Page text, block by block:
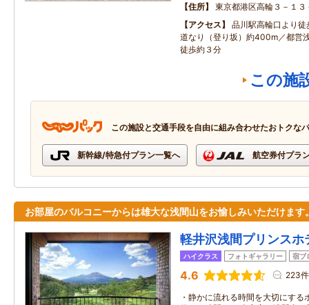
住所
東京都港区高輪３－１３
アクセス
品川駅高輪口より
道なり（登り坂）約400m／都営
徒歩約３分
この施
この施設と交通手段を自由に組み合わせたおトクな
新幹線/特急付プラン一覧へ 航空券付プラ
お部屋のバルコニーからは雄大な浅間山をお愉しみいただけます
軽井沢浅間プリンスホ
ハイクラス フォトギャラリー 宿ブ
4.6 223件
・静かに流れる時間を大切にす